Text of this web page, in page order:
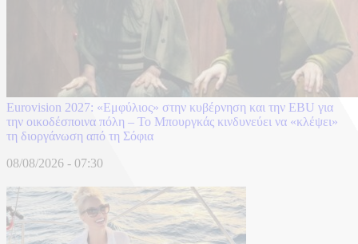
Eurovision 2027: «Εμφύλιος» στην κυβέρνηση και την EBU για
την οικοδέσποινα πόλη – Το Μπουργκάς κινδυνεύει να «κλέψει»
τη διοργάνωση από τη Σόφια
08/08/2026 - 07:30